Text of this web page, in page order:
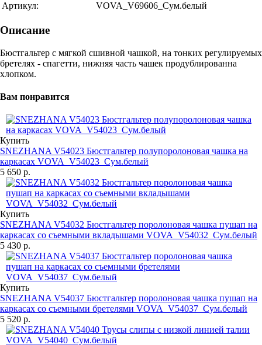
Артикул:
VOVA_V69606_Сум.белый
Описание
Бюстгальтер с мягкой сшивной чашкой, на тонких регулируемых
бретелях - спагетти, нижняя часть чашек продублированна
хлопком.
Вам понравится
Купить
SNEZHANA V54023 Бюстгальтер полупоролоновая чашка на
каркасах VOVA_V54023_Сум.белый
5 650 р.
Купить
SNEZHANA V54032 Бюстгальтер поролоновая чашка пушап на
каркасах со съемными вкладышами VOVA_V54032_Сум.белый
5 430 р.
Купить
SNEZHANA V54037 Бюстгальтер поролоновая чашка пушап на
каркасах со съемными бретелями VOVA_V54037_Сум.белый
5 520 р.